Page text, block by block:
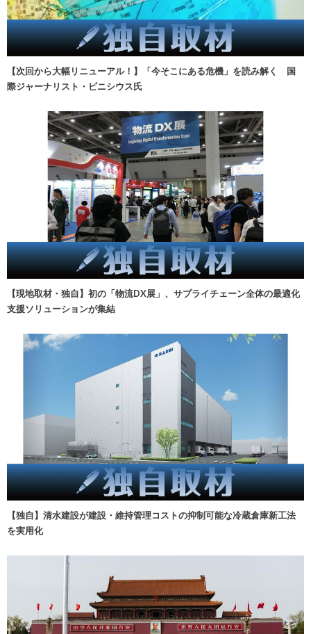
【次回から大幅リニューアル！】「今そこにある危機」を読み解く 国
際ジャーナリスト・ビニシウス氏
【現地取材・独自】初の「物流DX展」、サプライチェーン全体の最適化
支援ソリューションが集結
【独自】清水建設が建設・維持管理コストの抑制可能な冷蔵倉庫新工法
を実用化